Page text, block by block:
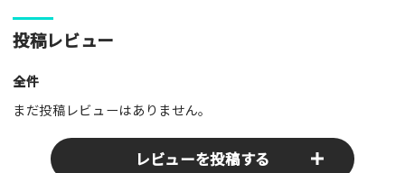
投稿レビュー
全件
まだ投稿レビューはありません。
レビューを投稿する